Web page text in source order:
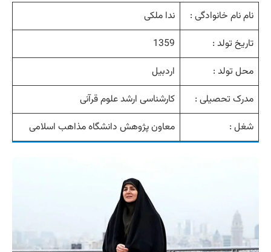
نام نام خانوادگی :
ندا ملکی
تاریخ تولد :
1359
محل تولد :
اردبیل
مدرک تحصیلی :
کارشناسی ارشد علوم قرآنی
شغل :
معاون پژوهش دانشگاه مذاهب اسلامی